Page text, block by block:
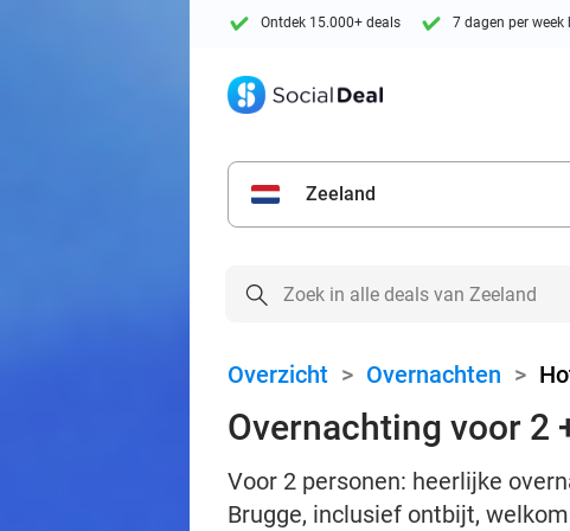
Ontdek 15.000+ deals 7 dagen per week
Zeeland
Overzicht > Overnachten >
Overnachting voor 2
Voor 2 personen: heerlijke
Brugge, inclusief ontbijt,